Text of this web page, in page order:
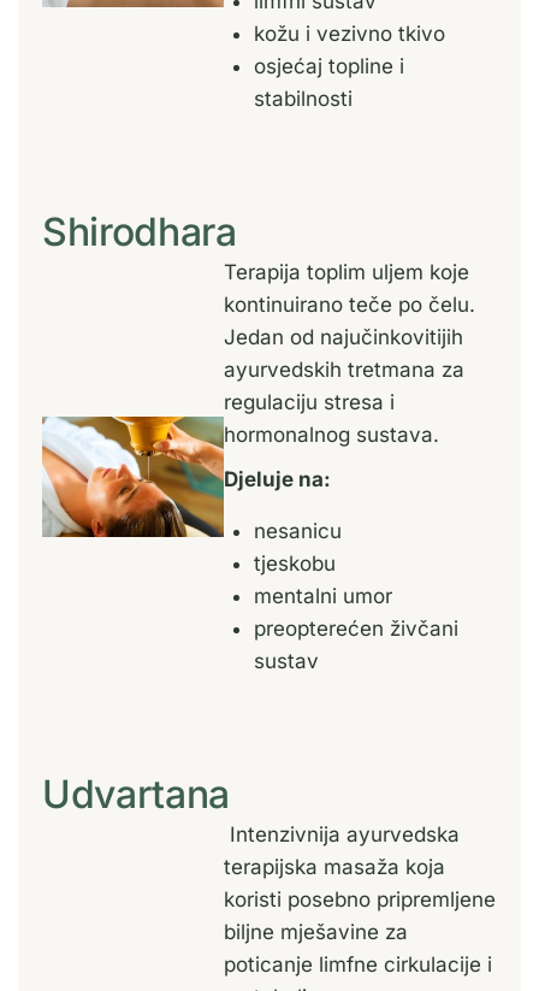
kožu i vezivno tkivo
osjećaj topline i
stabilnosti
Shirodhara
Terapija toplim uljem koje
kontinuirano teče po čelu.
Jedan od najučinkovitijih
ayurvedskih tretmana za
regulaciju stresa i
hormonalnog sustava.
Djeluje na:
nesanicu
tjeskobu
mentalni umor
preopterećen živčani
sustav
Udvartana
Intenzivnija ayurvedska
terapijska masaža koja
koristi posebno pripremljene
biljne mješavine za
poticanje limfne cirkulacije i